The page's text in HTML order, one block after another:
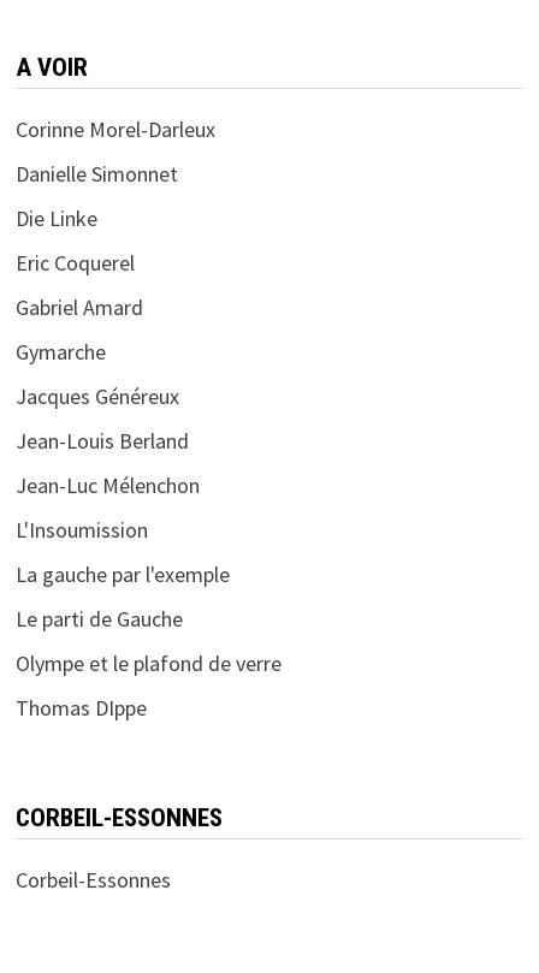
A VOIR
Corinne Morel-Darleux
Danielle Simonnet
Die Linke
Eric Coquerel
Gabriel Amard
Gymarche
Jacques Généreux
Jean-Louis Berland
Jean-Luc Mélenchon
L'Insoumission
La gauche par l'exemple
Le parti de Gauche
Olympe et le plafond de verre
Thomas DIppe
CORBEIL-ESSONNES
Corbeil-Essonnes